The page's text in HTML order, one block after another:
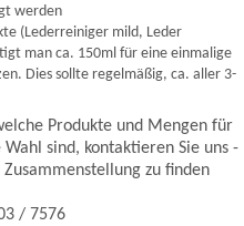
werden
(Lederreiniger mild, Leder
man ca. 150ml für eine einmalige
Dies sollte regelmäßig, ca. aller 3-
Produkte und Mengen für
sind, kontaktieren Sie uns -
zu finden
/ 7576